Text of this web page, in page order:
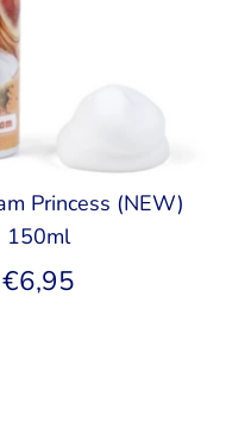
Princess (NEW)
150ml
€6,95